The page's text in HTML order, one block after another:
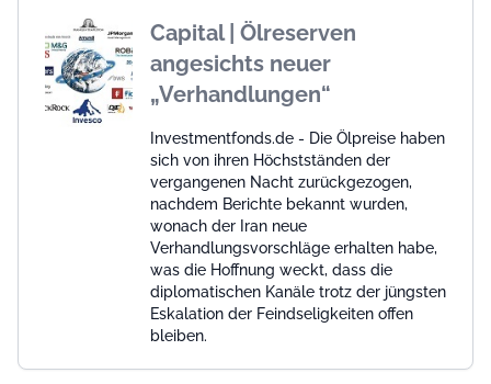
Capital | Ölreserven
angesichts neuer
„Verhandlungen“
Investmentfonds.de - Die Ölpreise haben
sich von ihren Höchstständen der
vergangenen Nacht zurückgezogen,
nachdem Berichte bekannt wurden,
wonach der Iran neue
Verhandlungsvorschläge erhalten habe,
was die Hoffnung weckt, dass die
diplomatischen Kanäle trotz der jüngsten
Eskalation der Feindseligkeiten offen
bleiben.